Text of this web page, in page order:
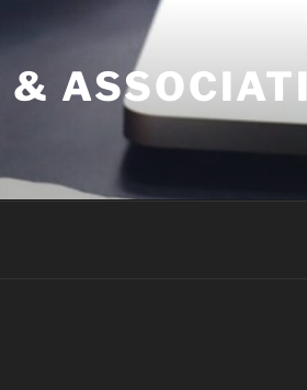
& ASSOCIATI